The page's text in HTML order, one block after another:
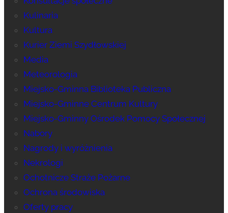
Kulinaria
Kultura
Kurier Ziemi Szydłowskiej
Media
Meteorologia
Miejsko-Gminna Biblioteka Publiczna
Miejsko-Gminne Centrum Kultury
Miejsko-Gminny Ośrodek Pomocy Społecznej
Nabory
Nagrody i wyróżnienia
Nekrologi
Ochotnicze Straże Pożarne
Ochrona środowiska
Oferty pracy